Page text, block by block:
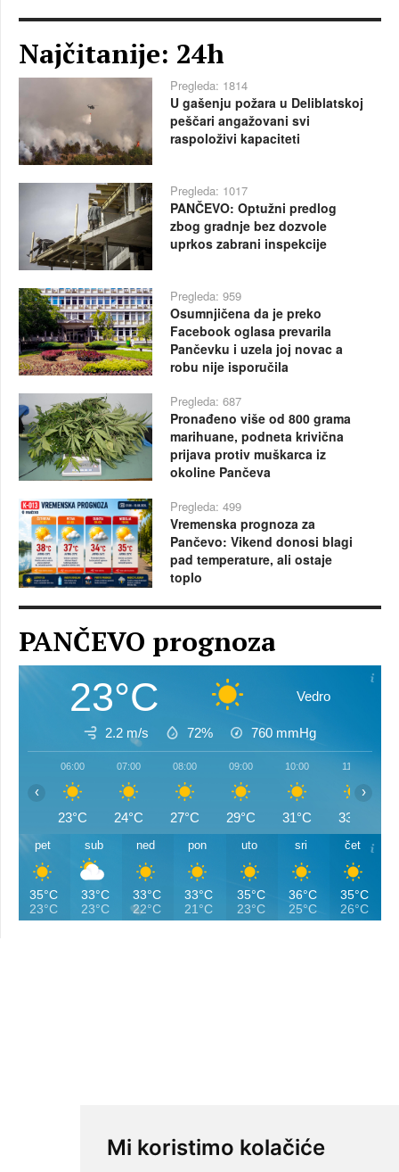
Mi koristimo kolačiće
Najčitanije: 24h
Pregleda: 1814
U gašenju požara u Deliblatskoj
peščari angažovani svi
raspoloživi kapaciteti
Pregleda: 1017
PANČEVO: Optužni predlog
zbog gradnje bez dozvole
uprkos zabrani inspekcije
Pregleda: 959
Osumnjičena da je preko
Facebook oglasa prevarila
Pančevku i uzela joj novac a
robu nije isporučila
Pregleda: 687
Pronađeno više od 800 grama
marihuane, podneta krivična
prijava protiv muškarca iz
okoline Pančeva
Pregleda: 499
Vremenska prognoza za
Pančevo: Vikend donosi blagi
pad temperature, ali ostaje
toplo
PANČEVO prognoza
23°C Vedro
2.2 m/s 72% 760 mmHg
06:00
23°C
07:00
24°C
08:00
27°C
09:00
29°C
10:00
31°C
11:00
33°C
‹ ›
pet
35°C
23°C
sub
33°C
23°C
ned
33°C
22°C
pon
33°C
21°C
uto
35°C
23°C
sri
36°C
25°C
čet
35°C
26°C